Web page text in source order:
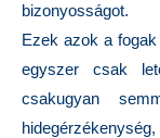
bizonyosságot.
Ezek azok a
egyszer csak
csakugyan